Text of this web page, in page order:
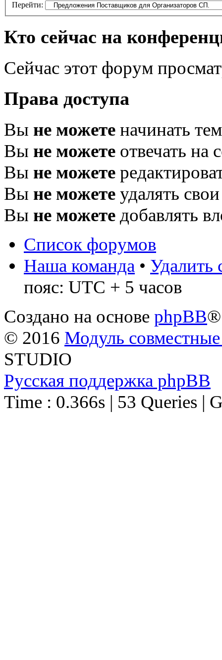
Перейти:
Кто сейчас на
Сейчас этот форум
Права доступа
Вы не можете начинать
Вы не можете отвечать на
Вы не можете
Вы не можете удалять
Вы не можете добавлять
Список форумов
Наша команда • Удалить
пояс: UTC + 5 часов
Создано на основе phpBB®
© 2016 Модуль
STUDIO
Русская поддержка phpBB
Time : 0.366s | 53 Queries |